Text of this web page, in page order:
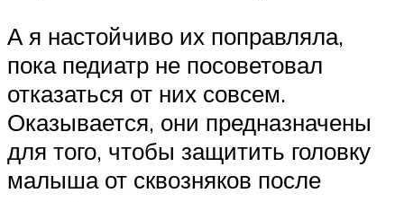
А я настойчиво их поправляла,
пока педиатр не посоветовал
отказаться от них совсем.
Оказывается, они предназначены
для того, чтобы защитить головку
малыша от сквозняков после